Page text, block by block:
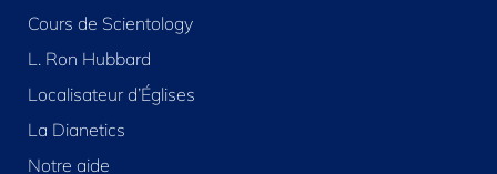
Cours de Scientology
L. Ron Hubbard
Localisateur d’Églises
La Dianetics
Notre aide